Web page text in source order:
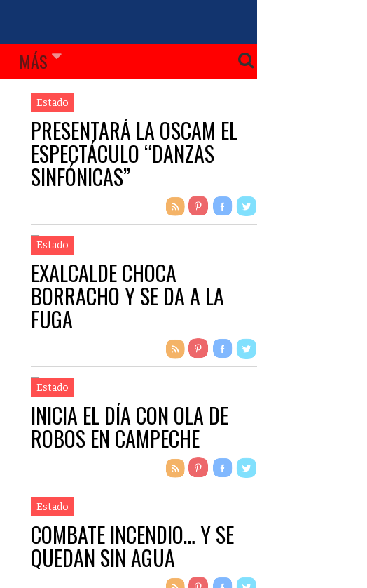
MÁS
Estado
PRESENTARÁ LA OSCAM EL
ESPECTÁCULO “DANZAS
SINFÓNICAS”
Estado
EXALCALDE CHOCA
BORRACHO Y SE DA A LA
FUGA
Estado
INICIA EL DÍA CON OLA DE
ROBOS EN CAMPECHE
Estado
COMBATE INCENDIO… Y SE
QUEDAN SIN AGUA